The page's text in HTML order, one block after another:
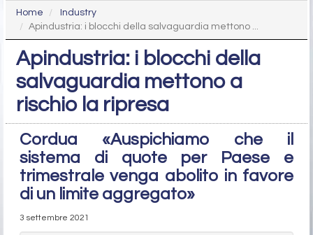
Home
Industry
Apindustria: i blocchi della salvaguardia mettono ...
Apindustria: i blocchi della
salvaguardia mettono a
rischio la ripresa
Cordua «Auspichiamo che il
sistema di quote per Paese e
trimestrale venga abolito in favore
di un limite aggregato»
3 settembre 2021